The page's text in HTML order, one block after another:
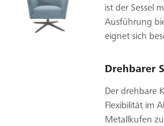
ist der Sessel
Ausführung
eignet sich
Drehbarer
Der drehbare
Flexibilität im
Metallkufen